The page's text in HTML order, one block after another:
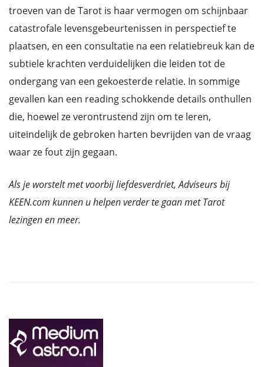
troeven van de Tarot is haar vermogen om schijnbaar
catastrofale levensgebeurtenissen in perspectief te
plaatsen, en een consultatie na een relatiebreuk kan de
subtiele krachten verduidelijken die leiden tot de
ondergang van een gekoesterde relatie. In sommige
gevallen kan een reading schokkende details onthullen
die, hoewel ze verontrustend zijn om te leren,
uiteindelijk de gebroken harten bevrijden van de vraag
waar ze fout zijn gegaan.
Als je worstelt met voorbij liefdesverdriet, Adviseurs bij
KEEN.com kunnen u helpen verder te gaan met Tarot
lezingen en meer.